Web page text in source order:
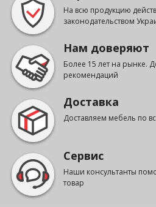
На всю продукцию
законодательством
Нам доверяют
Более 15 лет на рынке.
рекомендаций
Доставка
Доставляем мебель по
Сервис
Наши консультанты
товар